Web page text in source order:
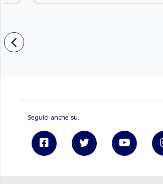
Seguici anche su: